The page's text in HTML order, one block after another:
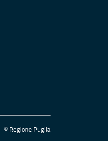
© Regione Puglia